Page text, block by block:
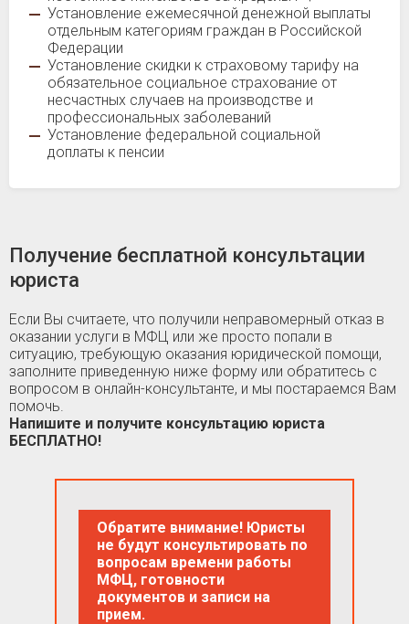
Установление ежемесячной денежной выплаты
отдельным категориям граждан в Российской
Федерации
Установление скидки к страховому тарифу на
обязательное социальное страхование от
несчастных случаев на производстве и
профессиональных заболеваний
Установление федеральной социальной
доплаты к пенсии
Получение бесплатной консультации
юриста
Если Вы считаете, что получили неправомерный отказ в
оказании услуги в МФЦ или же просто попали в
ситуацию, требующую оказания юридической помощи,
заполните приведенную ниже форму или обратитесь с
вопросом в онлайн-консультанте, и мы постараемся Вам
помочь.
Напишите и получите консультацию юриста
БЕСПЛАТНО!
Обратите внимание! Юристы
не будут консультировать по
вопросам времени работы
МФЦ, готовности
документов и записи на
прием.